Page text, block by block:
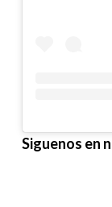
Siguenos en